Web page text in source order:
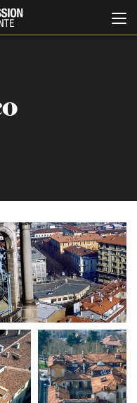
SPECIALI
in Piemonte
Torino Film Industry -
Days
Cove - Erasmus +
che storia!
Grazia - Immagini e
della Torino di Paolo
Day
in TOur!